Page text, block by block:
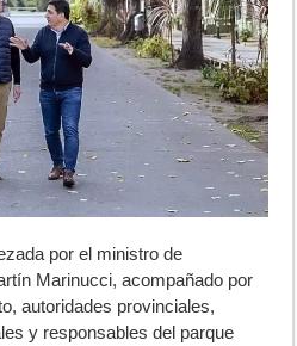
por el ministro de
Marinucci, acompañado por
autoridades provinciales,
y responsables del parque